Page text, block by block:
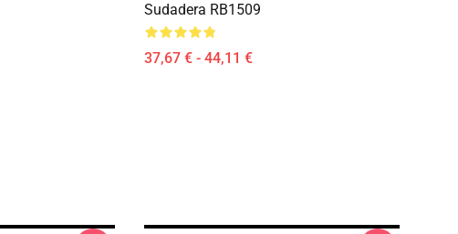
Sudadera RB1509
37,67 € - 44,11 €